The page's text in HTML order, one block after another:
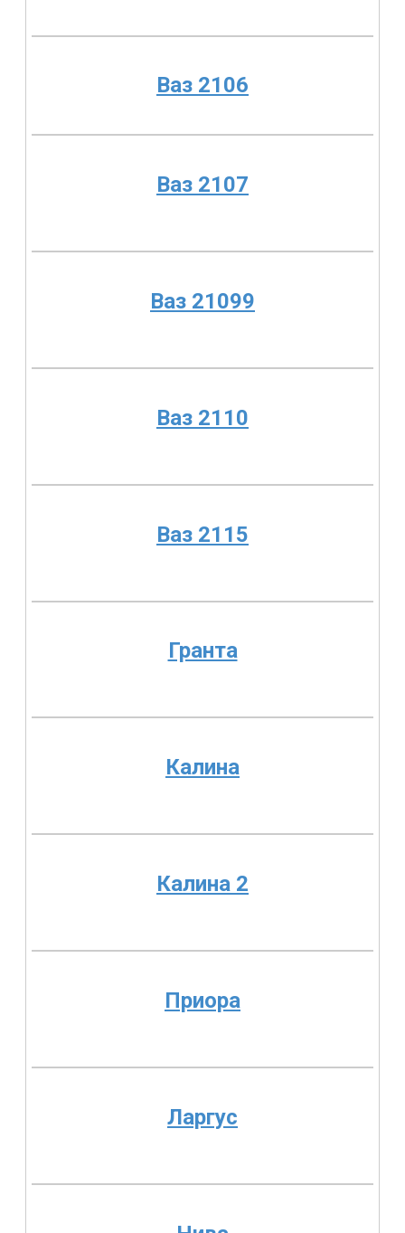
Ваз 2106
Ваз 2107
Ваз 21099
Ваз 2110
Ваз 2115
Гранта
Калина
Калина 2
Приора
Ларгус